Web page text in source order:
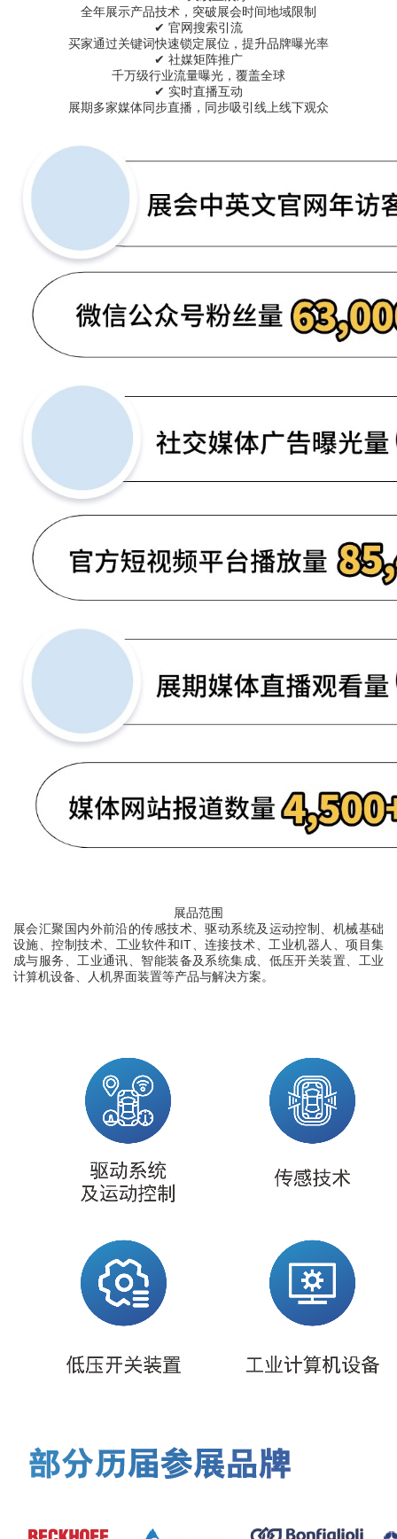
全年展示产品技术，突破展会时间地域限制
✔ 官网搜索引流
买家通过关键词快速锁定展位，提升品牌曝光率
✔ 社媒矩阵推广
千万级行业流量曝光，覆盖全球
✔ 实时直播互动
展期多家媒体同步直播，同步吸引线上线下观众
展品范围
展会汇聚国内外前沿的传感技术、驱动系统及运动控制、机械基础
设施、控制技术、工业软件和IT 、连接技术、工业机器人、项目集
成与服务、工业通讯、智能装备及系统集成、低压开关装置、工业
计算机设备、人机界面装置等产品与解决方案。